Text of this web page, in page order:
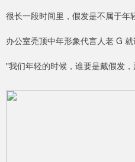
很长一段时间里，假发是不属于年
办公室秃顶中年形象代言人老 G 就
"我们年轻的时候，谁要是戴假发